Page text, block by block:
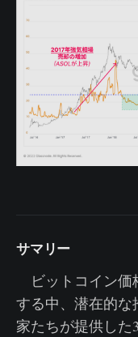
サマリー
ビットコイン価
する中、潜在的
家たちが提供した